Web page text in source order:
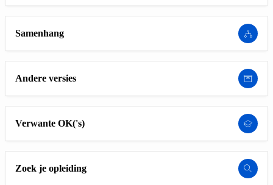
Samenhang
Andere versies
Verwante OK('s)
Zoek je opleiding